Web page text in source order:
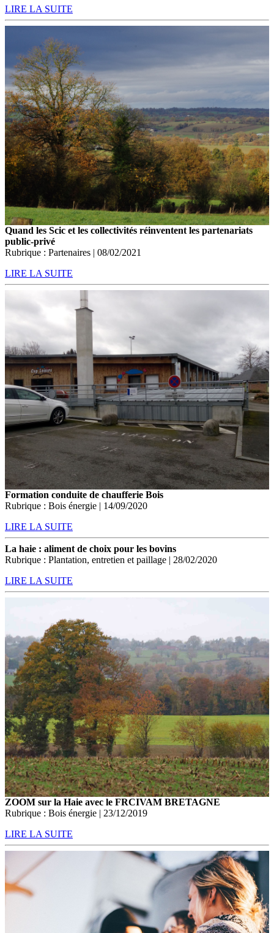
LIRE LA SUITE
Quand les Scic et les collectivités réinventent les partenariats
public-privé
Rubrique : Partenaires | 08/02/2021
LIRE LA SUITE
Formation conduite de chaufferie Bois
Rubrique : Bois énergie | 14/09/2020
LIRE LA SUITE
La haie : aliment de choix pour les bovins
Rubrique : Plantation, entretien et paillage | 28/02/2020
LIRE LA SUITE
ZOOM sur la Haie avec le FRCIVAM BRETAGNE
Rubrique : Bois énergie | 23/12/2019
LIRE LA SUITE